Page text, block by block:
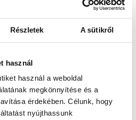
Részletek A sütikről
használ
használ a weboldal
megkönnyítése és a
érdekében. Célunk, hogy
nyújthassunk